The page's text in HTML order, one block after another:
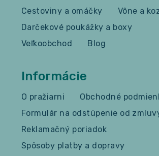
Cestoviny a omáčky
Vône a
Darčekové poukážky a boxy
Veľkoobchod
Blog
Informácie
O pražiarni
Obchodné
Formulár na odstúpenie od
Reklamačný poriadok
Spôsoby platby a dopravy